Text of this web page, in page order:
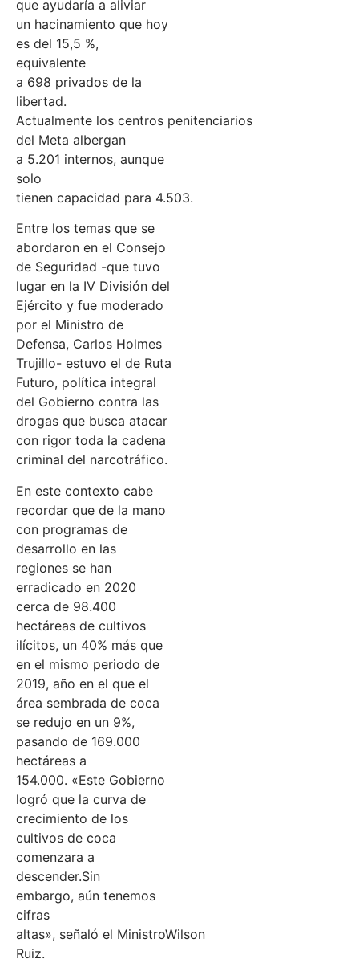
que ayudaría a aliviar
un hacinamiento que hoy
es del 15,5 %,
equivalente
a 698 privados de la
libertad.
Actualmente los centros penitenciarios
del Meta albergan
a 5.201 internos, aunque
solo
tienen capacidad para 4.503.
Entre los temas que se
abordaron en el Consejo
de Seguridad -que tuvo
lugar en la IV División del
Ejército y fue moderado
por el Ministro de
Defensa, Carlos Holmes
Trujillo- estuvo el de Ruta
Futuro, política integral
del Gobierno contra las
drogas que busca atacar
con rigor toda la cadena
criminal del narcotráfico.
En este contexto cabe
recordar que de la mano
con programas de
desarrollo en las
regiones se han
erradicado en 2020
cerca de 98.400
hectáreas de cultivos
ilícitos, un 40% más que
en el mismo periodo de
2019, año en el que el
área sembrada de coca
se redujo en un 9%,
pasando de 169.000
hectáreas a
154.000. «Este Gobierno
logró que la curva de
crecimiento de los
cultivos de coca
comenzara a
descender.Sin
embargo, aún tenemos
cifras
altas», señaló el MinistroWilson
Ruiz.